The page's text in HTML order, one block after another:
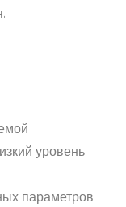
уровень
параметров